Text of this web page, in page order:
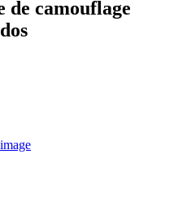
de camouflage